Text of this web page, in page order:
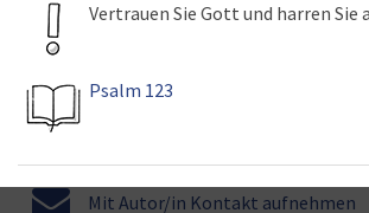
Vertrauen Sie Gott und harren Sie
Psalm 123
Mit Autor/in Kontakt aufnehmen